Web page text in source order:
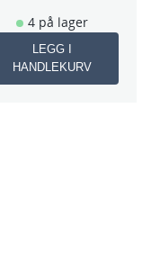
4 på lager
LEGG I
HANDLEKURV